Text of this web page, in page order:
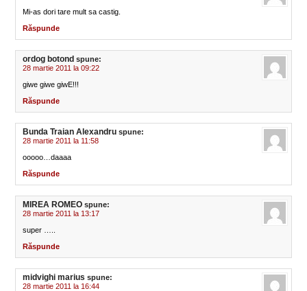
Mi-as dori tare mult sa castig.
Răspunde
ordog botond spune:
28 martie 2011 la 09:22
giwe giwe giwE!!!
Răspunde
Bunda Traian Alexandru spune:
28 martie 2011 la 11:58
ooooo…daaaa
Răspunde
MIREA ROMEO spune:
28 martie 2011 la 13:17
super …..
Răspunde
midvighi marius spune:
28 martie 2011 la 16:44